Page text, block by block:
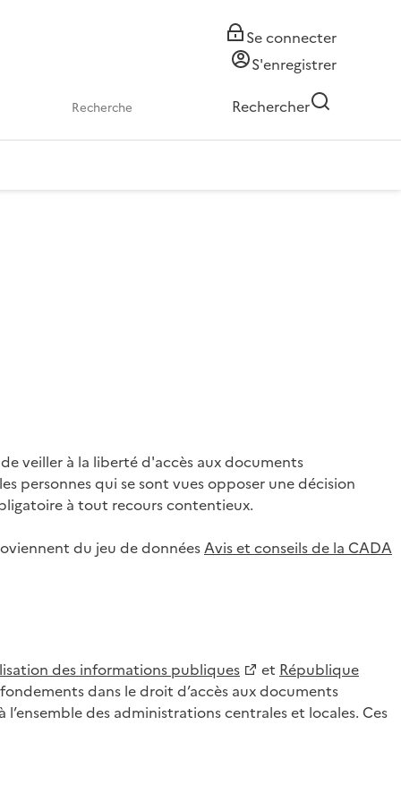
Se connecter
S'enregistrer
Rechercher
veiller à la liberté d'accès aux documents
personnes qui se sont vues opposer une décision
à tout recours contentieux.
du jeu de donnéesAvis et conseils de la CADA
des informations publiques et République
dans le droit d’accès aux documents
des administrations centrales et locales. Ces